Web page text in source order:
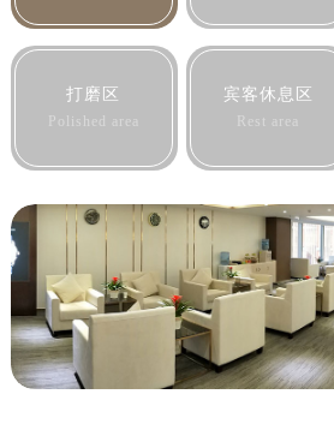
打磨区
Polished area
宾客休息区
Rest area